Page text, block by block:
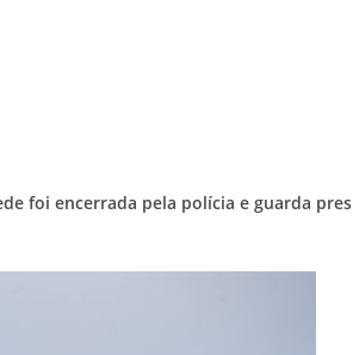
foi encerrada pela polícia e guarda